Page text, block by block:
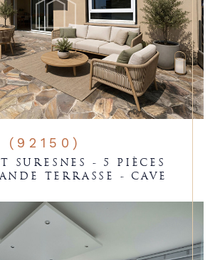
SURESNES - 5 PIÈCES
TERRASSE - CAVE